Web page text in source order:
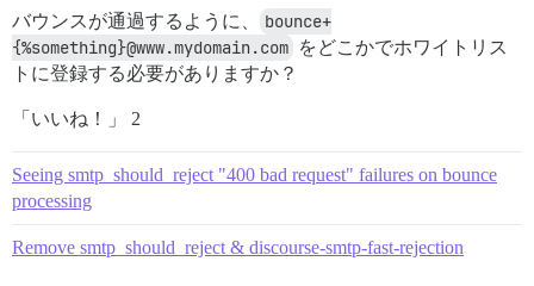
バウンスが通過するように、
bounce+
{%something}@www.mydomain.com をどこかでホワイトリス
トに登録する必要がありますか？
「いいね！」 2
Seeing smtp_should_reject "400 bad request" failures on bounce
processing
Remove smtp_should_reject & discourse-smtp-fast-rejection